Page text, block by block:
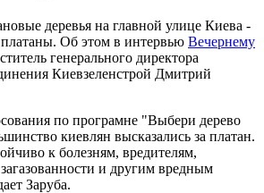
деревья на главной улице Киева -
Об этом в интервью Вечернему
генерального директора
Киевзеленстрой Дмитрий
по програмне "Выбери дерево
киевлян высказались за платан.
к болезням, вредителям,
и другим вредным
Заруба.